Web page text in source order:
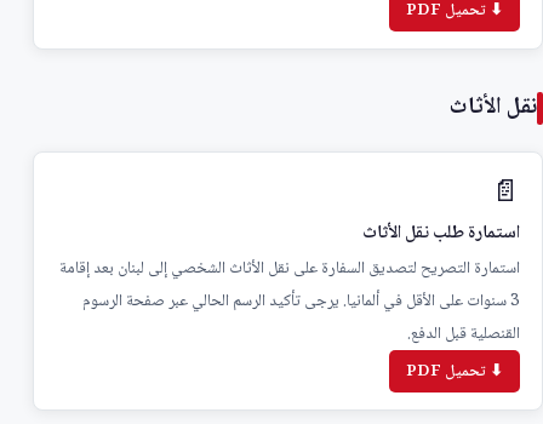
⬇ تحميل PDF
نقل الأثاث
📄
استمارة طلب نقل الأثاث
استمارة التصريح لتصديق السفارة على نقل الأثاث الشخصي إلى لبنان بعد إقامة
3 سنوات على الأقل في ألمانيا. يرجى تأكيد الرسم الحالي عبر صفحة الرسوم
القنصلية قبل الدفع.
⬇ تحميل PDF